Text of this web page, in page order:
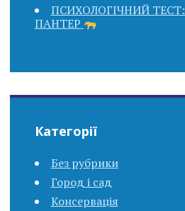
ПСИХОЛОГІЧНИЙ
ПАНТЕР
Категорії
Без рубрики
Город і сад
Консервація